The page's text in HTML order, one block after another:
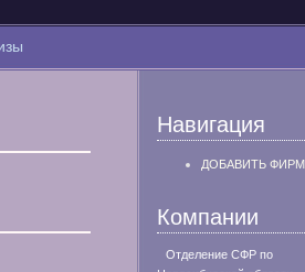
Навигация
ДОБАВИТЬ
Компании
Отделение СФР по